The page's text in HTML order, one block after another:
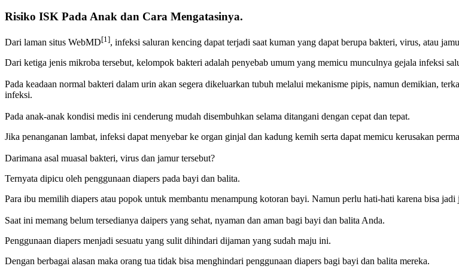
Risiko ISK Pada Anak dan Cara Mengatasinya.
Dari laman situs WebMD[1], infeksi saluran kencing dapat terjadi saat kuman yang dapat berupa bakteri, virus, atau
Dari ketiga jenis mikroba tersebut, kelompok bakteri adalah penyebab umum yang memicu munculnya gejala infeksi
Pada keadaan normal bakteri dalam urin akan segera dikeluarkan tubuh melalui mekanisme pipis, namun demikian,
infeksi.
Pada anak-anak kondisi medis ini cenderung mudah disembuhkan selama ditangani dengan cepat dan tepat.
Jika penanganan lambat, infeksi dapat menyebar ke organ ginjal dan kadung kemih serta dapat memicu kerusakan
Darimana asal muasal bakteri, virus dan jamur tersebut?
Ternyata dipicu oleh penggunaan diapers pada bayi dan balita.
Para ibu memilih diapers atau popok untuk membantu menampung kotoran bayi. Namun perlu hati-hati karena bisa
Saat ini memang belum tersedianya daipers yang sehat, nyaman dan aman bagi bayi dan balita Anda.
Penggunaan diapers menjadi sesuatu yang sulit dihindari dijaman yang sudah maju ini.
Dengan berbagai alasan maka orang tua tidak bisa menghindari penggunaan diapers bagi bayi dan balita mereka.